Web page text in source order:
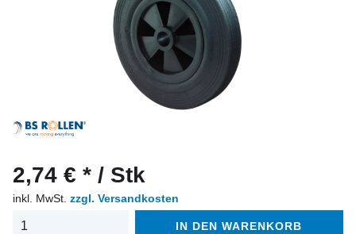
2,74 € * / Stk
inkl. MwSt. zzgl. Versandkosten
IN DEN WARENKORB